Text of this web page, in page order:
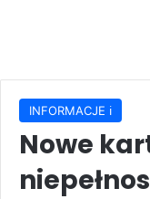
INFORMACJE ℹ️
Nowe